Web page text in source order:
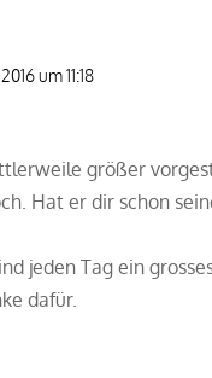
um 11:18
größer
Hat er dir schon
jeden Tag ein
dafür.